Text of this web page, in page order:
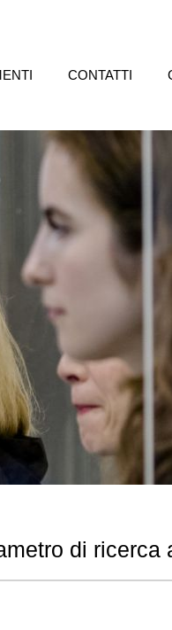
CONTATTI
di ricerca